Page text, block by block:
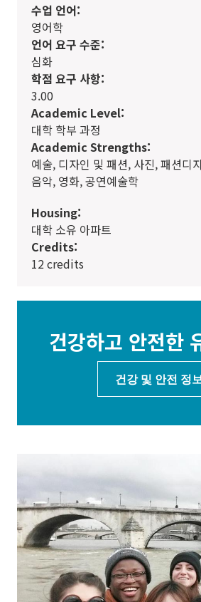
수업 언어:
영어학
언어 요구 수준:
심화
학점 요구 사항:
3.00
Academic Level:
대학 학부 과정
Academic Strengths:
예술, 디자인 및 패션, 사진, 패션디자인, 디자인 전공,
음악, 영화, 공연예술학
Housing:
대학 소유 아파트
Credits:
12 credits
건강하고 안전한
건강 및 안전 정